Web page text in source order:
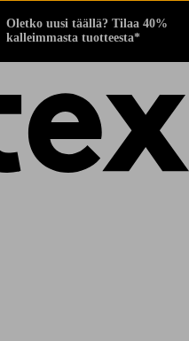
Oletko uusi täällä? Tilaa 40%
kalleimmasta tuotteesta*